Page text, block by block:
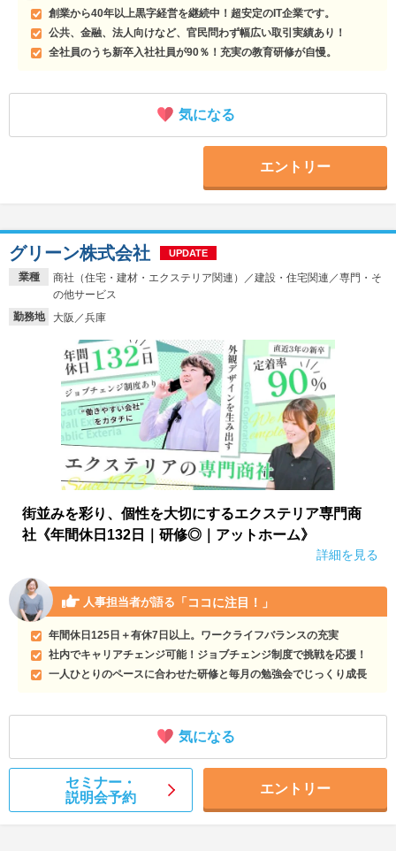
創業から40年以上黒字経営を継続中！超安定のIT企業です。
公共、金融、法人向けなど、官民問わず幅広い取引実績あり！
全社員のうち新卒入社社員が90％！充実の教育研修が自慢。
気になる
エントリー
業種
商社（住宅・建材・エクステリア関連）／建設・住宅関連／専門・そ
の他サービス
勤務地
大阪／兵庫
グリーン株式会社 UPDATE
街並みを彩り、個性を大切にするエクステリア専門商
社《年間休日132日｜研修◎｜アットホーム》
詳細を見る
人事担当者が語る 「ココに注目！」
年間休日125日＋有休7日以上。ワークライフバランスの充実
社内でキャリアチェンジ可能！ジョブチェンジ制度で挑戦を応援！
一人ひとりのペースに合わせた研修と毎月の勉強会でじっくり成長
気になる
セミナー・
説明会予約
エントリー